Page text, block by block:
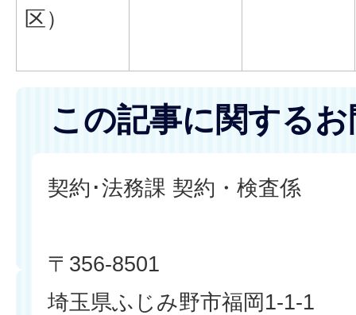
区）
この記事に関する
契約･法務課 契約・検査係
〒356-8501
埼玉県ふじみ野市福岡1-1-1